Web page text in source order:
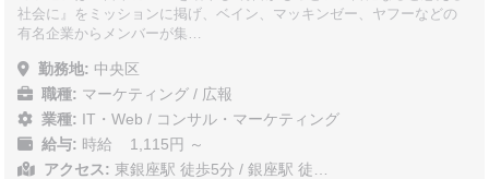
社会に』をミッションに掲げ、ベイン、マッキンゼー、ヤフーなどの
有名企業からメンバーが集…
勤務地: 中央区
職種: マーケティング / 広報
業種: IT・Web / コンサル・マーケティング
給与: 時給 1,115円 ～
アクセス: 東銀座駅 徒歩5分 / 銀座駅 徒…